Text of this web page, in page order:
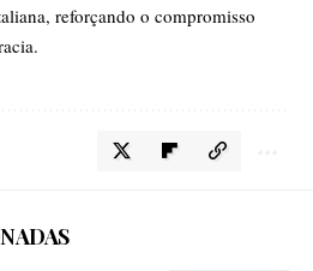
reforçando o compromisso